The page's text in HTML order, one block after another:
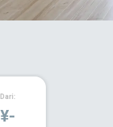
Dari:
¥-